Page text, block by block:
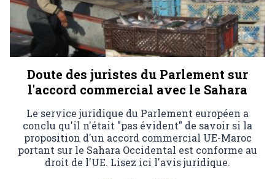
Doute des juristes du Parlement sur
l'accord commercial avec le Sahara
Le service juridique du Parlement européen a
conclu qu'il n'était "pas évident" de savoir si la
proposition d'un accord commercial UE-Maroc
portant sur le Sahara Occidental est conforme au
droit de l'UE. Lisez ici l'avis juridique.